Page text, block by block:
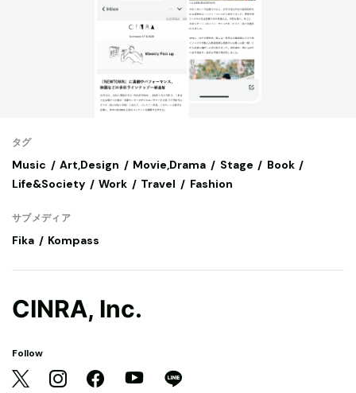
タグ
Music Art,Design Movie,Drama Stage
Book
Life&Society
Work Travel Fashion
サブメディア
Fika Kompass
CINRA, Inc.
Follow